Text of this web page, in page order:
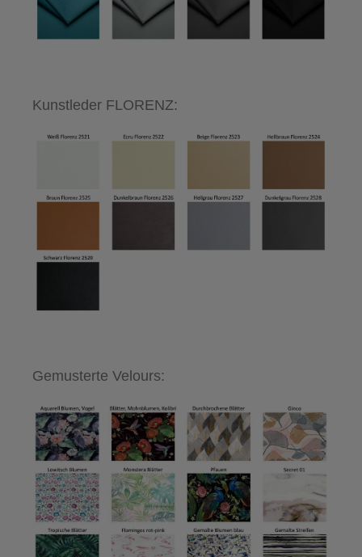
Kunstleder FLORENZ:
Gemusterte Velours: